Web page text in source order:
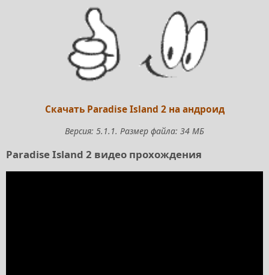
Скачать Paradise Island 2 на андроид
Версия: 5.1.1. Размер файла: 34 МБ
Paradise Island 2 видео прохождения